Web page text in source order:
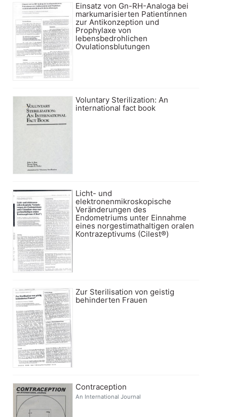
Einsatz von Gn-RH-Analoga bei
markumarisierten Patientinnen
zur Antikonzeption und
Prophylaxe von
lebensbedrohlichen
Ovulationsblutungen
Voluntary Sterilization: An
international fact book
Licht- und
elektronenmikroskopische
Veränderungen des
Endometriums unter Einnahme
eines norgestimathaltigen oralen
Kontrazeptivums (Cilest®)
Zur Sterilisation von geistig
behinderten Frauen
Contraception
An International Journal